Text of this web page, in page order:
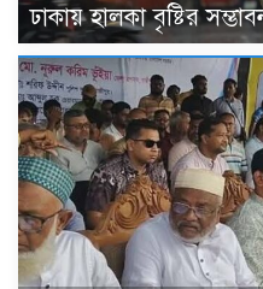
ঢাকায় হালকা বৃষ্টির